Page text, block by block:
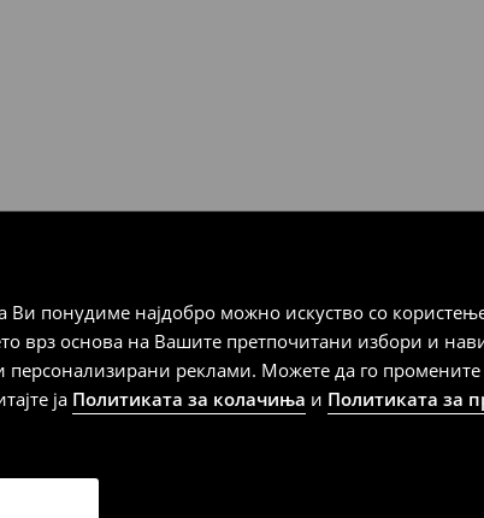
понудиме најдобро можно искуство со
врз основа на Вашите претпочитани избори и
реклами. Можете да го
ја Политиката за колачиња и Политиката за
од тој датум да се
производи. Ако
артиклите, тоа може да го
производот може да